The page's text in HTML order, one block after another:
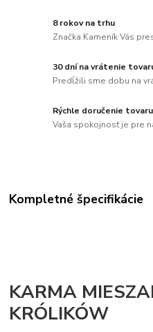
8 rokov na trhu
Značka Kameník Vás
30 dní na vrátenie
Predĺžili sme dobu na
Rýchle doručenie tovaru
Vaša spokojnosť je pre
Kompletné špecifikácie
KARMA
KRÓLIKÓW